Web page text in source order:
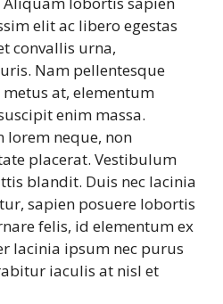
elit ac libero egestas
convallis urna,
Nam pellentesque
at, elementum
enim massa.
neque, non
placerat. Vestibulum
blandit. Duis nec lacinia
sapien posuere lobortis
felis, id elementum ex
lacinia ipsum nec purus
iaculis at nisl et